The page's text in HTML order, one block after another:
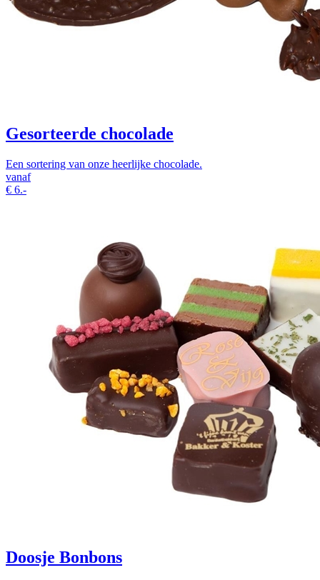
Gesorteerde chocolade
Een sortering van onze heerlijke chocolade.
vanaf
€ 6.-
Doosje Bonbons